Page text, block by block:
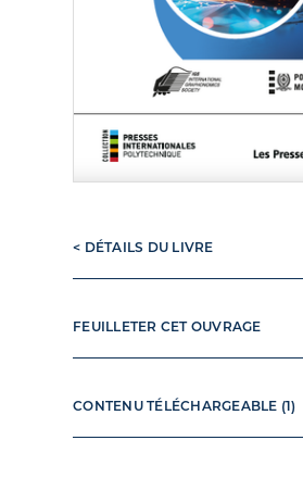
< DÉTAILS DU LIVRE
FEUILLETER CET OUVRAGE
CONTENU TÉLÉCHARGEABLE (1)